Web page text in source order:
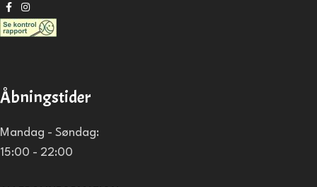
Åbningstider
Mandag - Søndag:
15:00 - 22:00